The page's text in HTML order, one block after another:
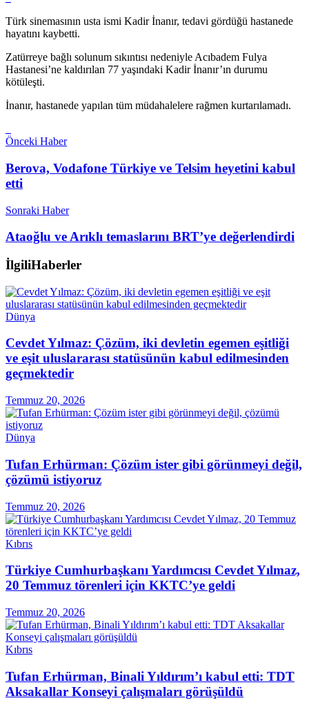
Türk sinemasının usta ismi Kadir İnanır, tedavi gördüğü hastanede
hayatını kaybetti.
Zatürreye bağlı solunum sıkıntısı nedeniyle Acıbadem Fulya
Hastanesi’ne kaldırılan 77 yaşındaki Kadir İnanır’ın durumu
kötüleşti.
İnanır, hastanede yapılan tüm müdahalelere rağmen kurtarılamadı.
Önceki Haber
Berova, Vodafone Türkiye ve Telsim heyetini kabul
etti
Sonraki Haber
Ataoğlu ve Arıklı temaslarını BRT’ye değerlendirdi
İlgiliHaberler
Dünya
Cevdet Yılmaz: Çözüm, iki devletin egemen eşitliği
ve eşit uluslararası statüsünün kabul edilmesinden
geçmektedir
Temmuz 20, 2026
Dünya
Tufan Erhürman: Çözüm ister gibi görünmeyi değil,
çözümü istiyoruz
Temmuz 20, 2026
Kıbrıs
Türkiye Cumhurbaşkanı Yardımcısı Cevdet Yılmaz,
20 Temmuz törenleri için KKTC’ye geldi
Temmuz 20, 2026
Kıbrıs
Tufan Erhürman, Binali Yıldırım’ı kabul etti: TDT
Aksakallar Konseyi çalışmaları görüşüldü